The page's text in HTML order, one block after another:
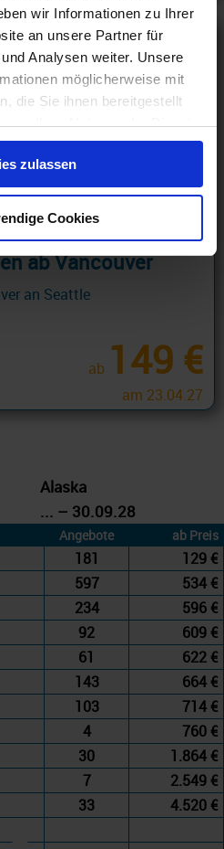
wir Informationen zu Ihrer
an unsere Partner für
Analysen weiter. Unsere
möglicherweise mit
die Sie ihnen bereitgestellt
Ihrer Nutzung der Dienste
zulassen
Cookies
ab Vancouver
an Seattle
ab 149 €
am 23.04.27
Alaska
... – 30.09.28
Angebote ab Preis
181
129 €
597
534 €
234
596 €
92
609 €
61
622 €
143
664 €
103
714 €
4
760 €
30
1.864 €
7
2.549 €
33 4.520 €